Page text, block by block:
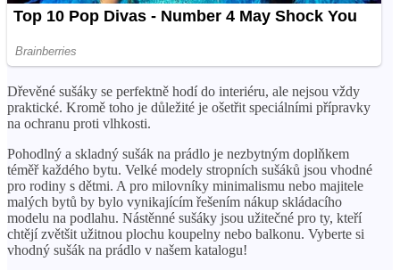
Dřevěné sušáky se perfektně hodí do interiéru, ale nejsou vždy
praktické. Kromě toho je důležité je ošetřit speciálními přípravky
na ochranu proti vlhkosti.
Pohodlný a skladný sušák na prádlo je nezbytným doplňkem
téměř každého bytu. Velké modely stropních sušáků jsou vhodné
pro rodiny s dětmi. A pro milovníky minimalismu nebo majitele
malých bytů by bylo vynikajícím řešením nákup skládacího
modelu na podlahu. Nástěnné sušáky jsou užitečné pro ty, kteří
chtějí zvětšit užitnou plochu koupelny nebo balkonu. Vyberte si
vhodný sušák na prádlo v našem katalogu!